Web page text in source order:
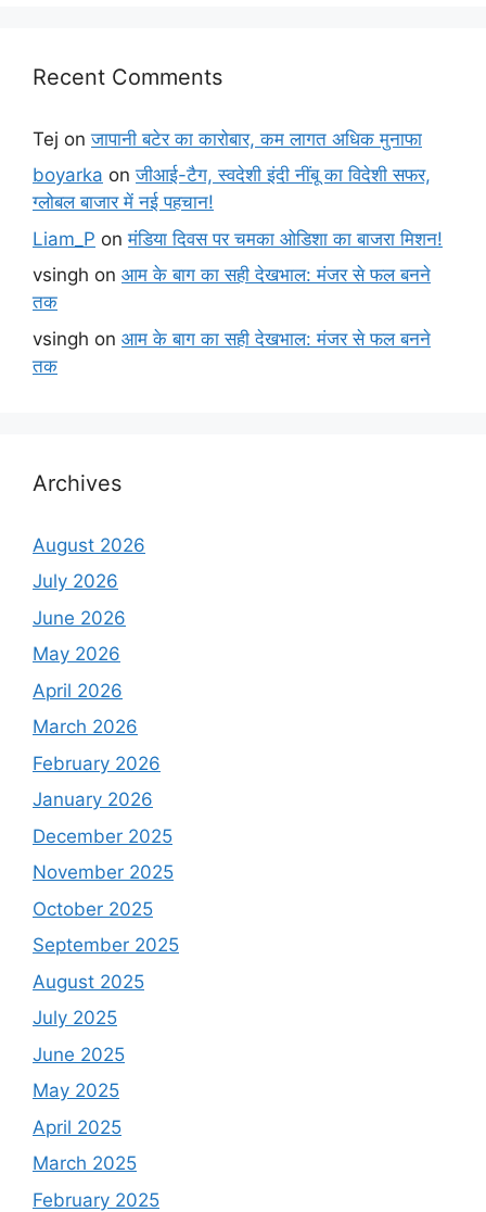
Recent Comments
Tej onजापानी बटेर का कारोबार, कम लागत अधिक मुनाफा
boyarka onजीआई-टैग, स्वदेशी इंदी नींबू का विदेशी सफर,
ग्लोबल बाजार में नई पहचान!
Liam_P onमंडिया दिवस पर चमका ओडिशा का बाजरा मिशन!
vsingh on आम के बाग का सही देखभाल: मंजर से फल बनने
तक
vsingh on आम के बाग का सही देखभाल: मंजर से फल बनने
तक
Archives
August 2026
July 2026
June 2026
May 2026
April 2026
March 2026
February 2026
January 2026
December 2025
November 2025
October 2025
September 2025
August 2025
July 2025
June 2025
May 2025
April 2025
March 2025
February 2025